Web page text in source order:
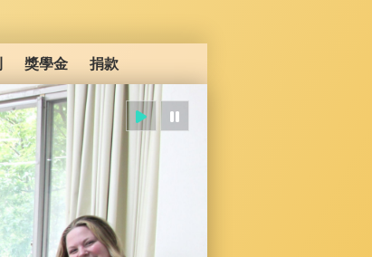
獎學金 捐款